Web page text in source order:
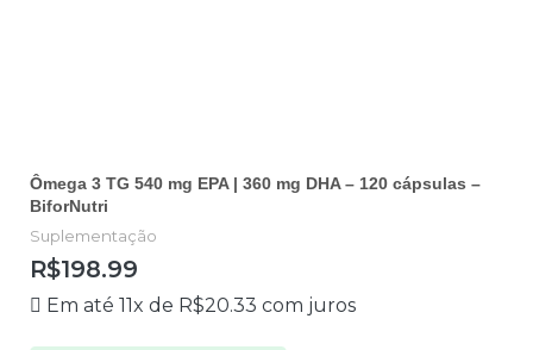
Ômega 3 TG 540 mg EPA | 360 mg DHA – 120 cápsulas –
BiforNutri
Suplementação
R$198.99
Em até 11x de R$20.33 com juros